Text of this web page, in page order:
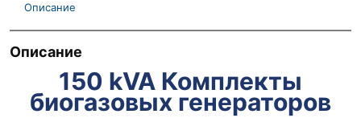
Описание
Описание
150 kVA Комплекты
биогазовых генераторов